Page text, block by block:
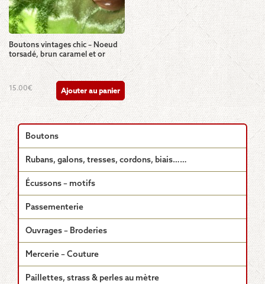
Boutons vintages chic – Noeud
torsadé, brun caramel et or
15.00€ Ajouter au panier
Boutons
Rubans, galons, tresses, cordons, biais……
Écussons – motifs
Passementerie
Ouvrages – Broderies
Mercerie – Couture
Paillettes, strass & perles au mètre